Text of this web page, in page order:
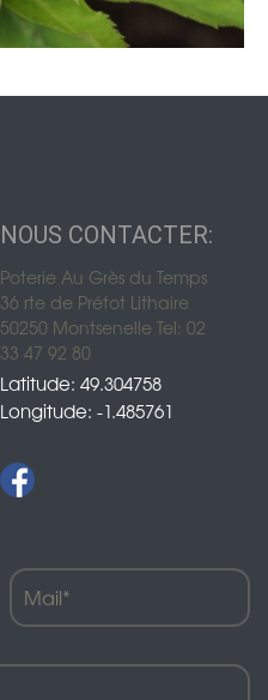
NOUS CONTACTER:
Poterie Au Grès du Temps
36 rte de Prétot Lithaire
50250 Montsenelle Tel: 02
33 47 92 80
Latitude: 49.304758
Longitude: -1.485761